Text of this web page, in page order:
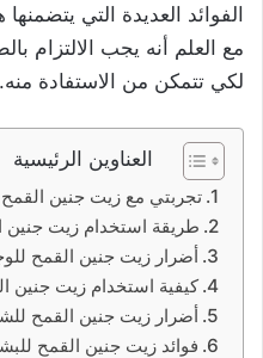
الفوائد العديدة التي
مع العلم أنه يجب الالتزام
لكي تتمكن من الاستفادة منه.
العناوين الرئيسية
تجربتي مع زيت جنين
طريقة استخدام زيت جنين
أضرار زيت جنين القمح
كيفية استخدام زيت جنين
أضرار زيت جنين القمح
فوائد زيت جنين القمح